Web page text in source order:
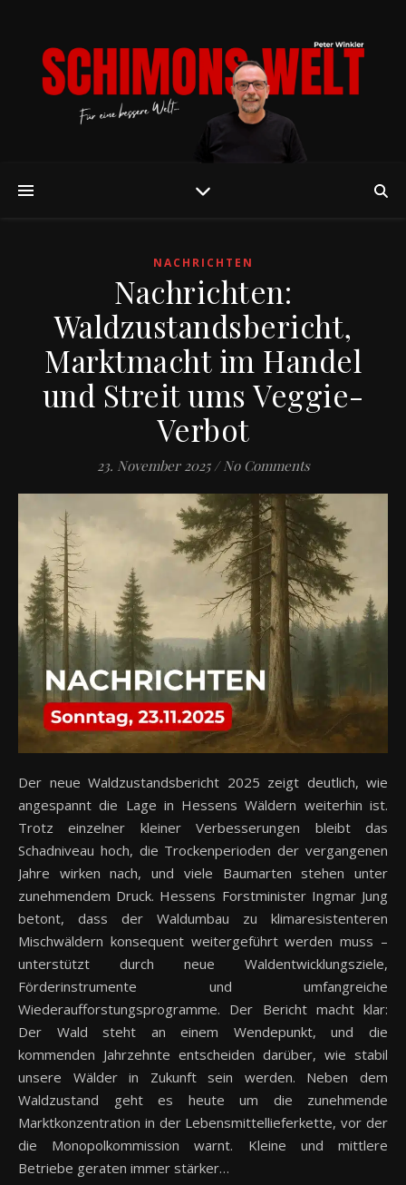
NACHRICHTEN
Nachrichten:
Waldzustandsbericht,
Marktmacht im Handel
und Streit ums Veggie-
Verbot
23. November 2025 / No Comments
Der neue Waldzustandsbericht 2025 zeigt deutlich, wie
angespannt die Lage in Hessens Wäldern weiterhin ist.
Trotz einzelner kleiner Verbesserungen bleibt das
Schadniveau hoch, die Trockenperioden der vergangenen
Jahre wirken nach, und viele Baumarten stehen unter
zunehmendem Druck. Hessens Forstminister Ingmar Jung
betont, dass der Waldumbau zu klimaresistenteren
Mischwäldern konsequent weitergeführt werden muss –
unterstützt durch neue Waldentwicklungsziele,
Förderinstrumente und umfangreiche
Wiederaufforstungsprogramme. Der Bericht macht klar:
Der Wald steht an einem Wendepunkt, und die
kommenden Jahrzehnte entscheiden darüber, wie stabil
unsere Wälder in Zukunft sein werden. Neben dem
Waldzustand geht es heute um die zunehmende
Marktkonzentration in der Lebensmittellieferkette, vor der
die Monopolkommission warnt. Kleine und mittlere
Betriebe geraten immer stärker…